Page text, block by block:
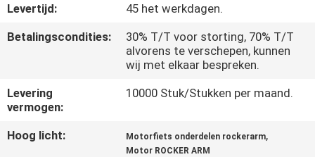
OFFERTE
PRIVACYBELEID
Levertijd:
45 het werkdagen.
Betalingscondities:
30% T/T voor storting, 70% T/T
alvorens te verschepen, kunnen
wij met elkaar bespreken.
Levering
vermogen:
10000 Stuk/Stukken per maand.
Hoog licht: Motorfiets onderdelen rockerarm,
Motor ROCKER ARM